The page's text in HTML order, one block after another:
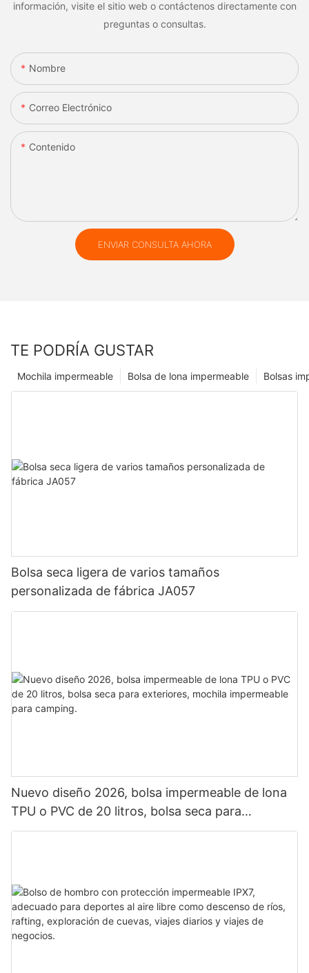
información, visite el sitio web o contáctenos directamente con
preguntas o consultas.
Nombre
Correo Electrónico
Contenido
ENVIAR CONSULTA AHORA
TE PODRÍA GUSTAR
Bolsas
Bolsa de lona impermeable
Mochila impermeable
Bolsa seca ligera de varios tamaños
personalizada de fábrica JA057
Nuevo diseño 2026, bolsa impermeable de lona
TPU o PVC de 20 litros, bolsa seca para
exteriores, mochila impermeable para camping.